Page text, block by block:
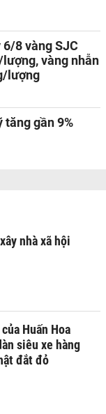
8 vàng SJC
vàng nhẫn
lượng
tăng gần 9%
nhà xã hội
Huấn Hoa
siêu xe hàng
đắt đỏ